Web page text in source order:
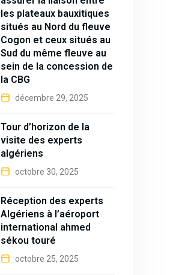
les plateaux bauxitiques
situés au Nord du fleuve
Cogon et ceux situés au
Sud du même fleuve au
sein de la concession de
la CBG
décembre 29, 2025
Tour d’horizon de la
visite des experts
algériens
octobre 30, 2025
Réception des experts
Algériens à l’aéroport
international ahmed
sékou touré
octobre 25, 2025